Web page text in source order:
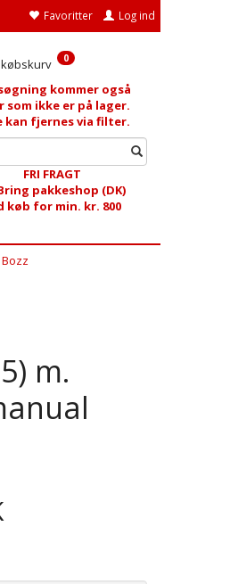
Favoritter Log ind
0
kommer også
som ikke er på lager.
kan fjernes via filter.
FRI FRAGT
pakkeshop (DK)
køb for min. kr. 800
m.